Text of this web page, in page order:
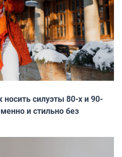
силуэты 80-х и 90-
и стильно без